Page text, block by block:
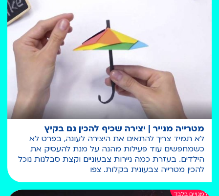
מטרייה מנייר | יצירה שכיף להכין גם בקיץ
לא תמיד צריך להתאים את היצירה לעונה, בפרט לא
כשמחפשים עוד פעילות מהנה על מנת להעסיק את
הילדים. בעזרת כמה ניירות צבעוניים וקצת סבלנות נוכל
להכין מטרייה צבעונית בקלות. צפו